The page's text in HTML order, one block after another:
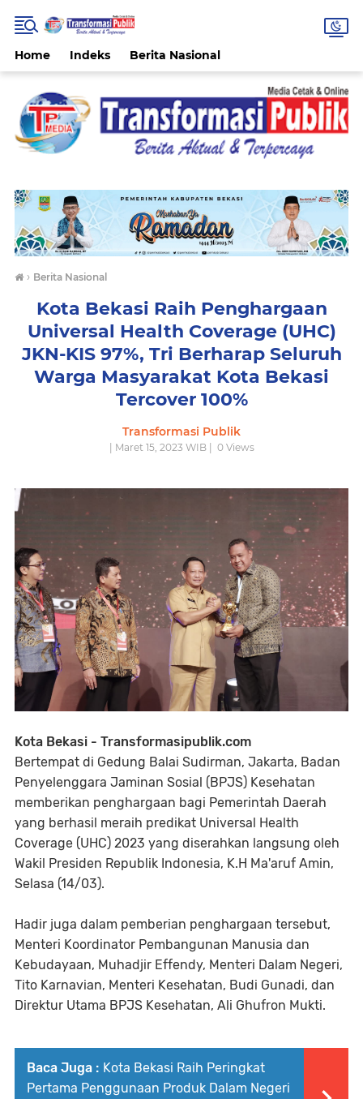
Home Indeks Berita Nasional
› Berita Nasional
Kota Bekasi Raih Penghargaan
Universal Health Coverage (UHC)
JKN-KIS 97%, Tri Berharap Seluruh
Warga Masyarakat Kota Bekasi
Tercover 100%
Transformasi Publik
| Maret 15, 2023 WIB | 0Views
Kota Bekasi - Transformasipublik.com
Bertempat di Gedung Balai Sudirman, Jakarta, Badan
Penyelenggara Jaminan Sosial (BPJS) Kesehatan
memberikan penghargaan bagi Pemerintah Daerah
yang berhasil meraih predikat Universal Health
Coverage (UHC) 2023 yang diserahkan langsung oleh
Wakil Presiden Republik Indonesia, K.H Ma'aruf Amin,
Selasa (14/03).
Hadir juga dalam pemberian penghargaan tersebut,
Menteri Koordinator Pembangunan Manusia dan
Kebudayaan, Muhadjir Effendy, Menteri Dalam Negeri,
Tito Karnavian, Menteri Kesehatan, Budi Gunadi, dan
Direktur Utama BPJS Kesehatan, Ali Ghufron Mukti.
Baca Juga : Kota Bekasi Raih Peringkat
Pertama Penggunaan Produk Dalam Negeri